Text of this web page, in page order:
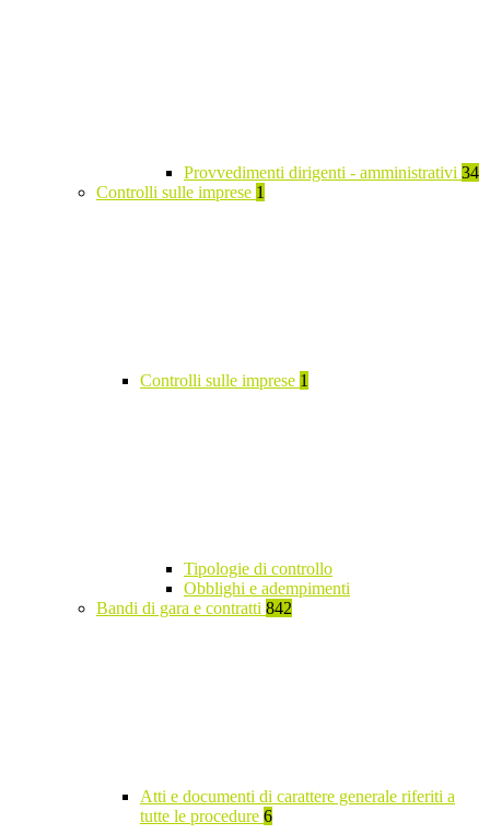
Provvedimenti dirigenti - amministrativi 34
Controlli sulle imprese 1
Controlli sulle imprese 1
Tipologie di controllo
Obblighi e adempimenti
Bandi di gara e contratti 842
Atti e documenti di carattere generale riferiti a
tutte le procedure 6